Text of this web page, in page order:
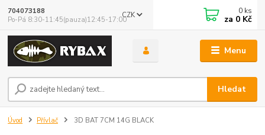
Menu
CZK
Hledat
704073188
Po-Pá 8:30-11:45(pauza)12:45-17:00
0 ks
za 0 Kč
Úvod Přívlač 3D BAT 7CM 14G BLACK